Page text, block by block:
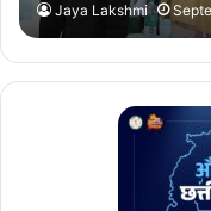
Jaya Lakshmi